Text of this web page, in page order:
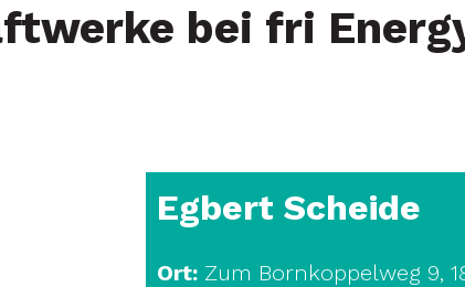
bei fri
Egbert Scheide
Ort:Zum Bornkoppelweg 9,